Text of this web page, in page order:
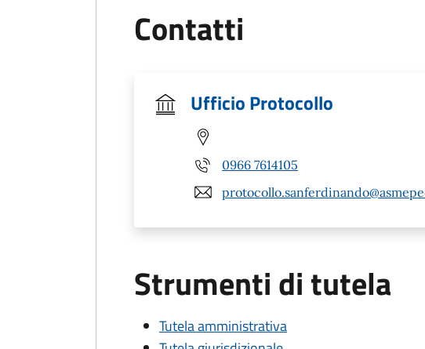
Contatti
Ufficio Protocollo
0966 7614105
Strumenti di tutela
Tutela amministrativa